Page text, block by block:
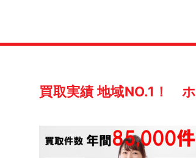
買取実績 地域NO.1！